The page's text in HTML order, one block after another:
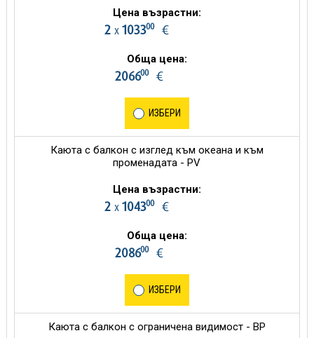
Цена възрастни:
2 х 103300€
Обща цена:
206600€
ИЗБЕРИ
Каюта с балкон с изглед към океана и към
променадата - PV
Цена възрастни:
2 х 104300€
Обща цена:
208600€
ИЗБЕРИ
Каюта с балкон с ограничена видимост - BP